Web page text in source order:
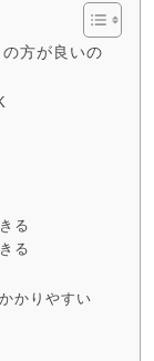
方が良いの
る
る
かりやすい